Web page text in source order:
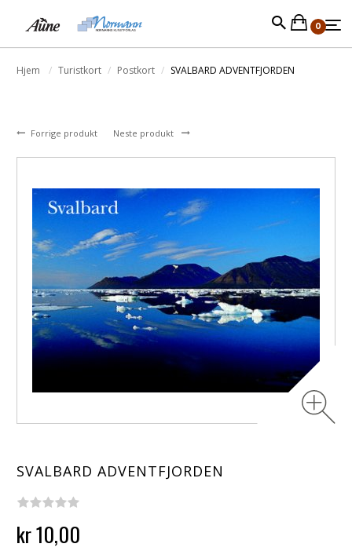
0
Hjem Turistkort Postkort SVALBARD ADVENTFJORDEN
Forrige produkt Neste produkt
SVALBARD ADVENTFJORDEN
kr 10,00